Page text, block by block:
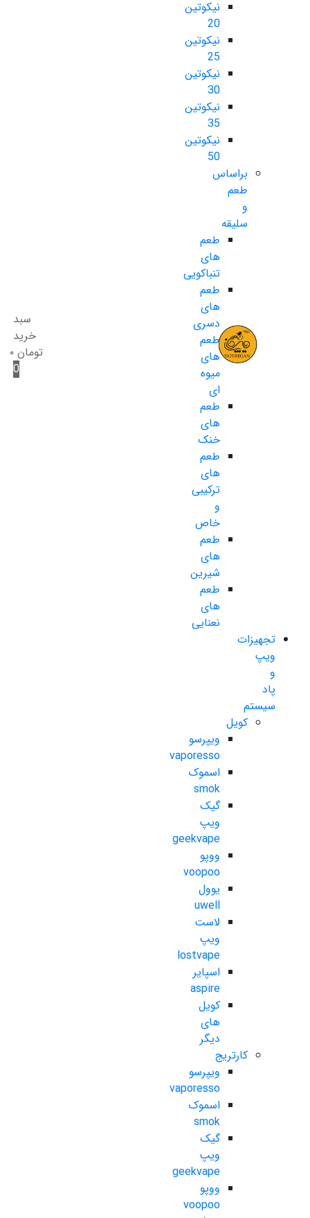
نیکوتین
20
نیکوتین
25
نیکوتین
30
نیکوتین
35
نیکوتین
50
براساس
طعم
و
سلیقه
طعم
های
تنباکویی
طعم
های
دسری
طعم
های
میوه
ای
طعم
های
خنک
طعم
های
ترکیبی
و
خاص
طعم
های
شیرین
طعم
های
نعنایی
تجهیزات
ویپ
و
پاد
سیستم
کویل
ویپرسو
vaporesso
اسموک
smok
گیک
ویپ
geekvape
ووپو
voopoo
یوول
uwell
لاست
ویپ
lostvape
اسپایر
aspire
کویل
های
دیگر
کارتریج
ویپرسو
vaporesso
اسموک
smok
گیک
ویپ
geekvape
ووپو
voopoo
سبد
خرید
تومان ۰
0